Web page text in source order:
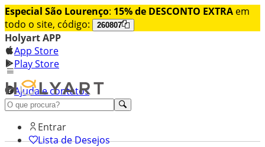
Especial São Lourenço: 15% de DESCONTO EXTRA em
todo o site, código:
260807
Holyart APP
App Store
Play Store
Ajuda e contatos
Conheça premium
Entrar
Lista de Desejos